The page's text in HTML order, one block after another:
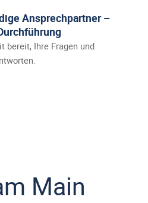
Ansprechpartner –
bereit, Ihre Fragen und
Main